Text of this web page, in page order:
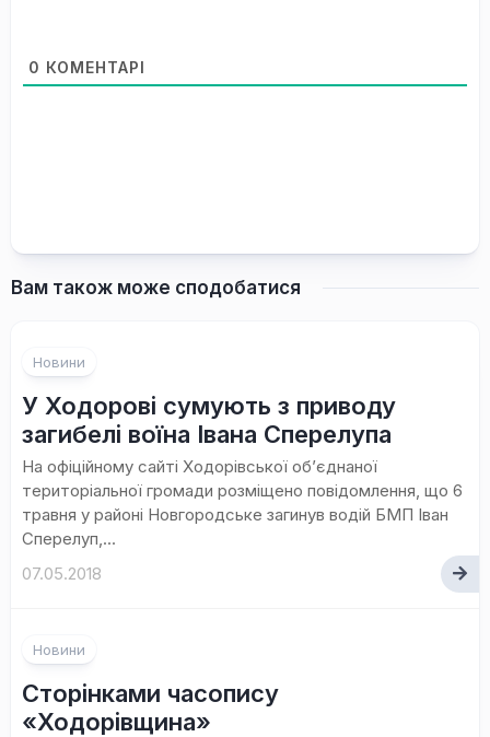
0 КОМЕНТАРІ
Вам також може сподобатися
Новини
У Ходорові сумують з приводу
загибелі воїна Івана Сперелупа
На офіційному сайті Ходорівської об’єднаної
територіальної громади розміщено повідомлення, що 6
травня у районі Новгородське загинув водій БМП Іван
Сперелуп,...
07.05.2018
Новини
Сторінками часопису
«Ходорівщина»